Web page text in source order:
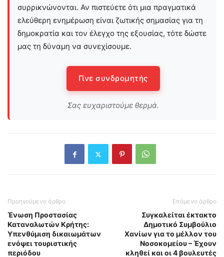
συρρικνώνονται. Αν πιστεύετε ότι μια πραγματικά
ελεύθερη ενημέρωση είναι ζωτικής σημασίας για τη
δημοκρατία και τον έλεγχο της εξουσίας, τότε δώστε
μας τη δύναμη να συνεχίσουμε.
Γίνε συνδρομητής
Σας ευχαριστούμε θερμά.
Προηγούμενο άρθρο
Ένωση Προστασίας
Καταναλωτών Κρήτης:
Υπενθύμιση δικαιωμάτων
ενόψει τουριστικής
περιόδου
Επόμενο άρθρο
Συγκαλείται έκτακτο
Δημοτικό Συμβούλιο
Χανίων για το μέλλον του
Νοσοκομείου – Έχουν
κληθεί και οι 4 βουλευτές